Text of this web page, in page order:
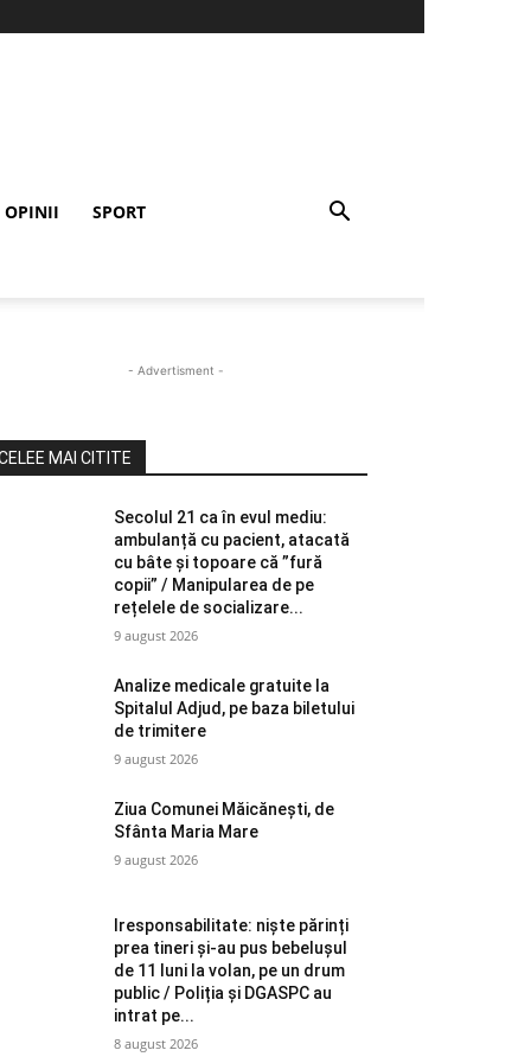
OPINII SPORT
- Advertisment -
MAI CITITE
Secolul 21 ca în evul mediu:
ambulanță cu pacient, atacată
cu bâte și topoare că ”fură
copii” / Manipularea de pe
rețelele de socializare...
9 august 2026
Analize medicale gratuite la
Spitalul Adjud, pe baza biletului
de trimitere
9 august 2026
Ziua Comunei Măicănești, de
Sfânta Maria Mare
9 august 2026
Iresponsabilitate: niște părinți
prea tineri și-au pus bebelușul
de 11 luni la volan, pe un drum
public / Poliția și DGASPC au
intrat pe...
8 august 2026